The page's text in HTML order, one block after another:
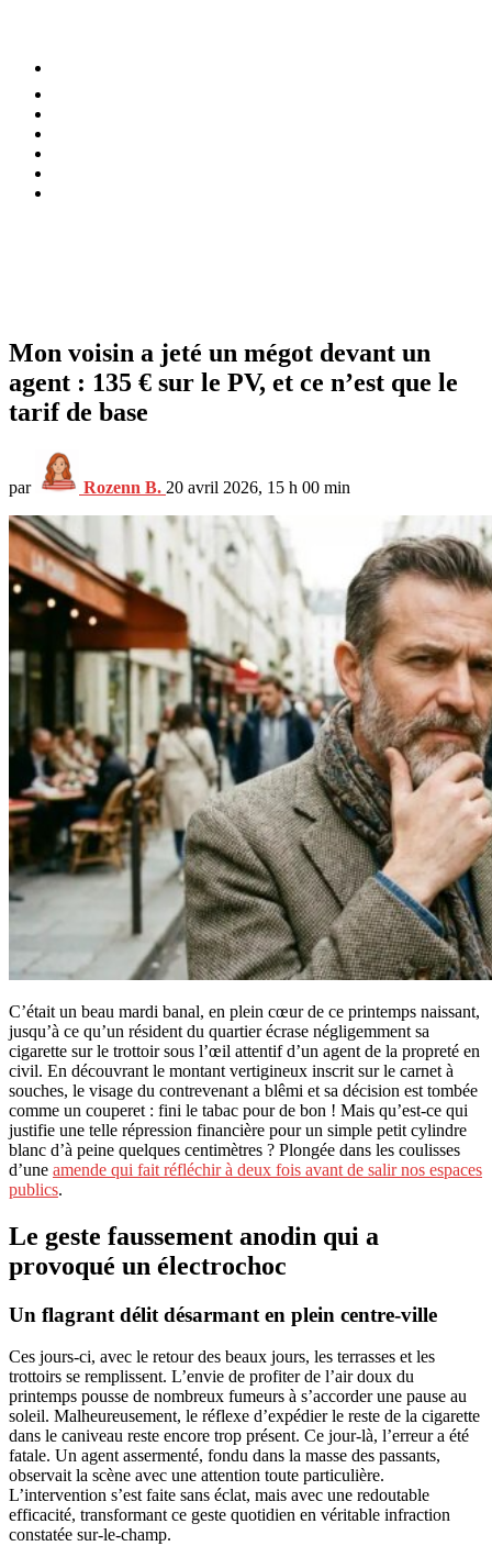
Mon voisin a jeté un mégot devant un
agent : 135 € sur le PV, et ce n’est que le
tarif de base
par Rozenn B. 20 avril 2026, 15 h 00 min
C’était un beau mardi banal, en plein cœur de ce printemps naissant,
jusqu’à ce qu’un résident du quartier écrase négligemment sa
cigarette sur le trottoir sous l’œil attentif d’un agent de la propreté en
civil. En découvrant le montant vertigineux inscrit sur le carnet à
souches, le visage du contrevenant a blêmi et sa décision est tombée
comme un couperet : fini le tabac pour de bon ! Mais qu’est-ce qui
justifie une telle répression financière pour un simple petit cylindre
blanc d’à peine quelques centimètres ? Plongée dans les coulisses
d’une amende qui fait réfléchir à deux fois avant de salir nos espaces
publics.
Le geste faussement anodin qui a
provoqué un électrochoc
Un flagrant délit désarmant en plein centre-ville
Ces jours-ci, avec le retour des beaux jours, les terrasses et les
trottoirs se remplissent. L’envie de profiter de l’air doux du
printemps pousse de nombreux fumeurs à s’accorder une pause au
soleil. Malheureusement, le réflexe d’expédier le reste de la cigarette
dans le caniveau reste encore trop présent. Ce jour-là, l’erreur a été
fatale. Un agent assermenté, fondu dans la masse des passants,
observait la scène avec une attention toute particulière.
L’intervention s’est faite sans éclat, mais avec une redoutable
efficacité, transformant ce geste quotidien en véritable infraction
constatée sur-le-champ.